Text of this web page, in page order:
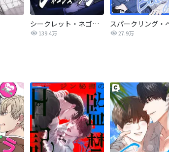
シークレット・ネゴシエーション
139.4万 27.9万